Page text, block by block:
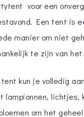
voor een
Een tent is
manier om niet
te zijn van het
kun je volledig
lampionnen, lichtjes,
om het